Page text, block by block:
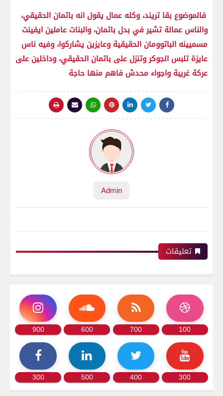
فالموضوع بقا تريند، وكله عمال يقول انه باتمان الحقيقي،
والناس عمالة تشير في بدل باتمان، والبنات عاملين ايفينت
مسميينه الباتوومان الحقيقية وعايزين يشاركوا، وفيه ناس
عايزة تلبس الجوكر وتنزل على باتمان الحقيقي، وداخلين على
عركة غريبة واجواء محدش فاهم منها حاجة
Admin
تعليقات
100
700
600
900
300
400
500
300